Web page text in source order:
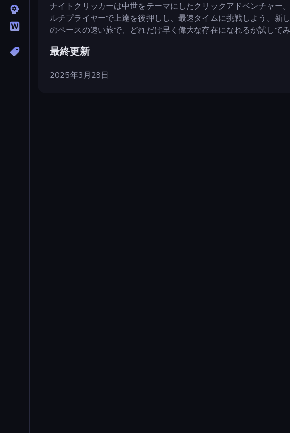
ナイトクリッカーは中世をテーマにしたクリックアドベンチャー
ルチプライヤーで上達を後押しし、最速タイムに挑戦しよう。新
のペースの速い旅で、どれだけ早く偉大な存在になれるか試してみ
最終更新
2025年3月28日